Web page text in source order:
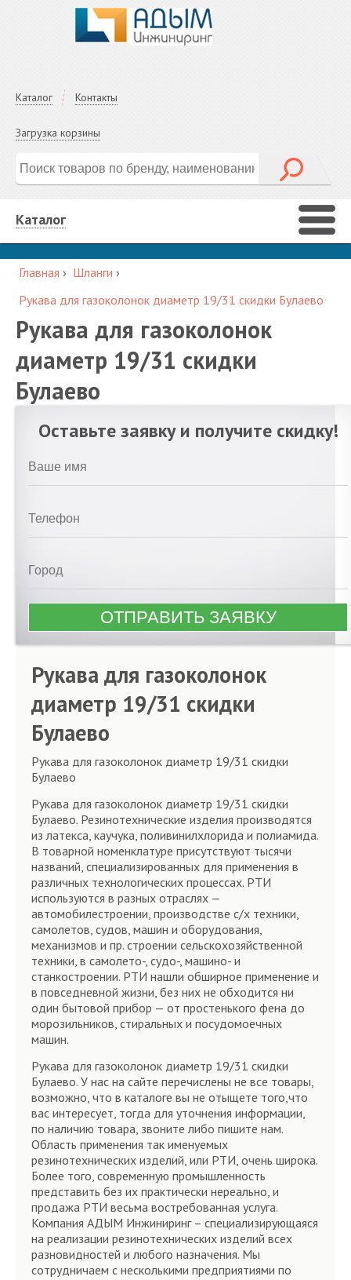
Каталог Контакты
Загрузка корзины
Каталог
Главная › Шланги ›
Рукава для газоколонок диаметр 19/31 скидки Булаево
Рукава для газоколонок
диаметр 19/31 скидки
Булаево
Оставьте заявку и получите скидку!
Рукава для газоколонок
диаметр 19/31 скидки
Булаево
Рукава для газоколонок диаметр 19/31 скидки
Булаево
Рукава для газоколонок диаметр 19/31 скидки
Булаево. Резинотехнические изделия производятся
из латекса, каучука, поливинилхлорида и полиамида.
В товарной номенклатуре присутствуют тысячи
названий, специализированных для применения в
различных технологических процессах. РТИ
используются в разных отраслях —
автомобилестроении, производстве с/х техники,
самолетов, судов, машин и оборудования,
механизмов и пр. строении сельскохозяйственной
техники, в самолето-, судо-, машино- и
станкостроении. РТИ нашли обширное применение и
в повседневной жизни, без них не обходится ни
один бытовой прибор — от простенького фена до
морозильников, стиральных и посудомоечных
машин.
Рукава для газоколонок диаметр 19/31 скидки
Булаево. У нас на сайте перечислены не все товары,
возможно, что в каталоге вы не отыщете того,что
вас интересует, тогда для уточнения информации,
по наличию товара, звоните либо пишите нам.
Область применения так именуемых
резинотехнических изделий, или РТИ, очень широка.
Более того, современную промышленность
представить без их практически нереально, и
продажа РТИ весьма востребованная услуга.
Компания АДЫМ Инжиниринг – специализирующаяся
на реализации резинотехнических изделий всех
разновидностей и любого назначения. Мы
сотрудничаем с несколькими предприятиями по